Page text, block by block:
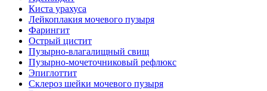
Киста урахуса
Лейкоплакия мочевого пузыря
Фарингит
Острый цистит
Пузырно-влагалищный свищ
Пузырно-мочеточниковый рефлюкс
Эпиглоттит
Склероз шейки мочевого пузыря